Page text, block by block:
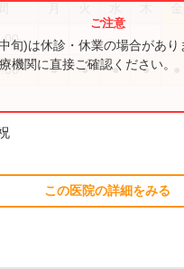
● ● ● ●
旬)は休診・休業の場合があり
機関に直接ご確認ください。
この医院の詳細をみる